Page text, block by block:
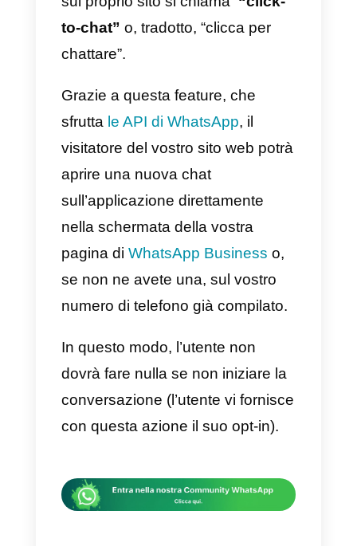
o di supporto. Inoltre, fornire un
recapito immediato permette di
stesso prodotto o servizio da un
competitor.
Come si integra
su un sito web?
La funzione che permette di
sul proprio sito si chiama
to-chat”o, tradotto, “clicca per
chattare”.
Grazie a questa feature, che
sfruttale API di WhatsApp, il